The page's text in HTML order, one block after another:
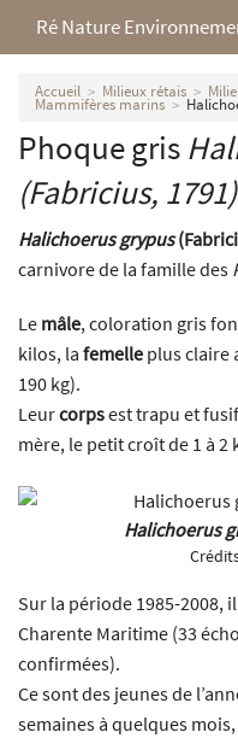
Ré Nature
L’association
Milieux rétais
Nos parutions
Accueil Milieux rétais
Mammifères marins
Phoque gris
(Fabricius, 1791)
Halichoerus grypus
carnivore de la famille des
Le mâle, coloration gris
kilos, la femelle plus claire
190 kg).
Leurcorpsest trapu et
mère, le petit croît de 1 à 2
Halichoerus
Sur la période 1985-2008,
Charente Maritime (33
confirmées).
Ce sont des jeunes de
semaines à quelques